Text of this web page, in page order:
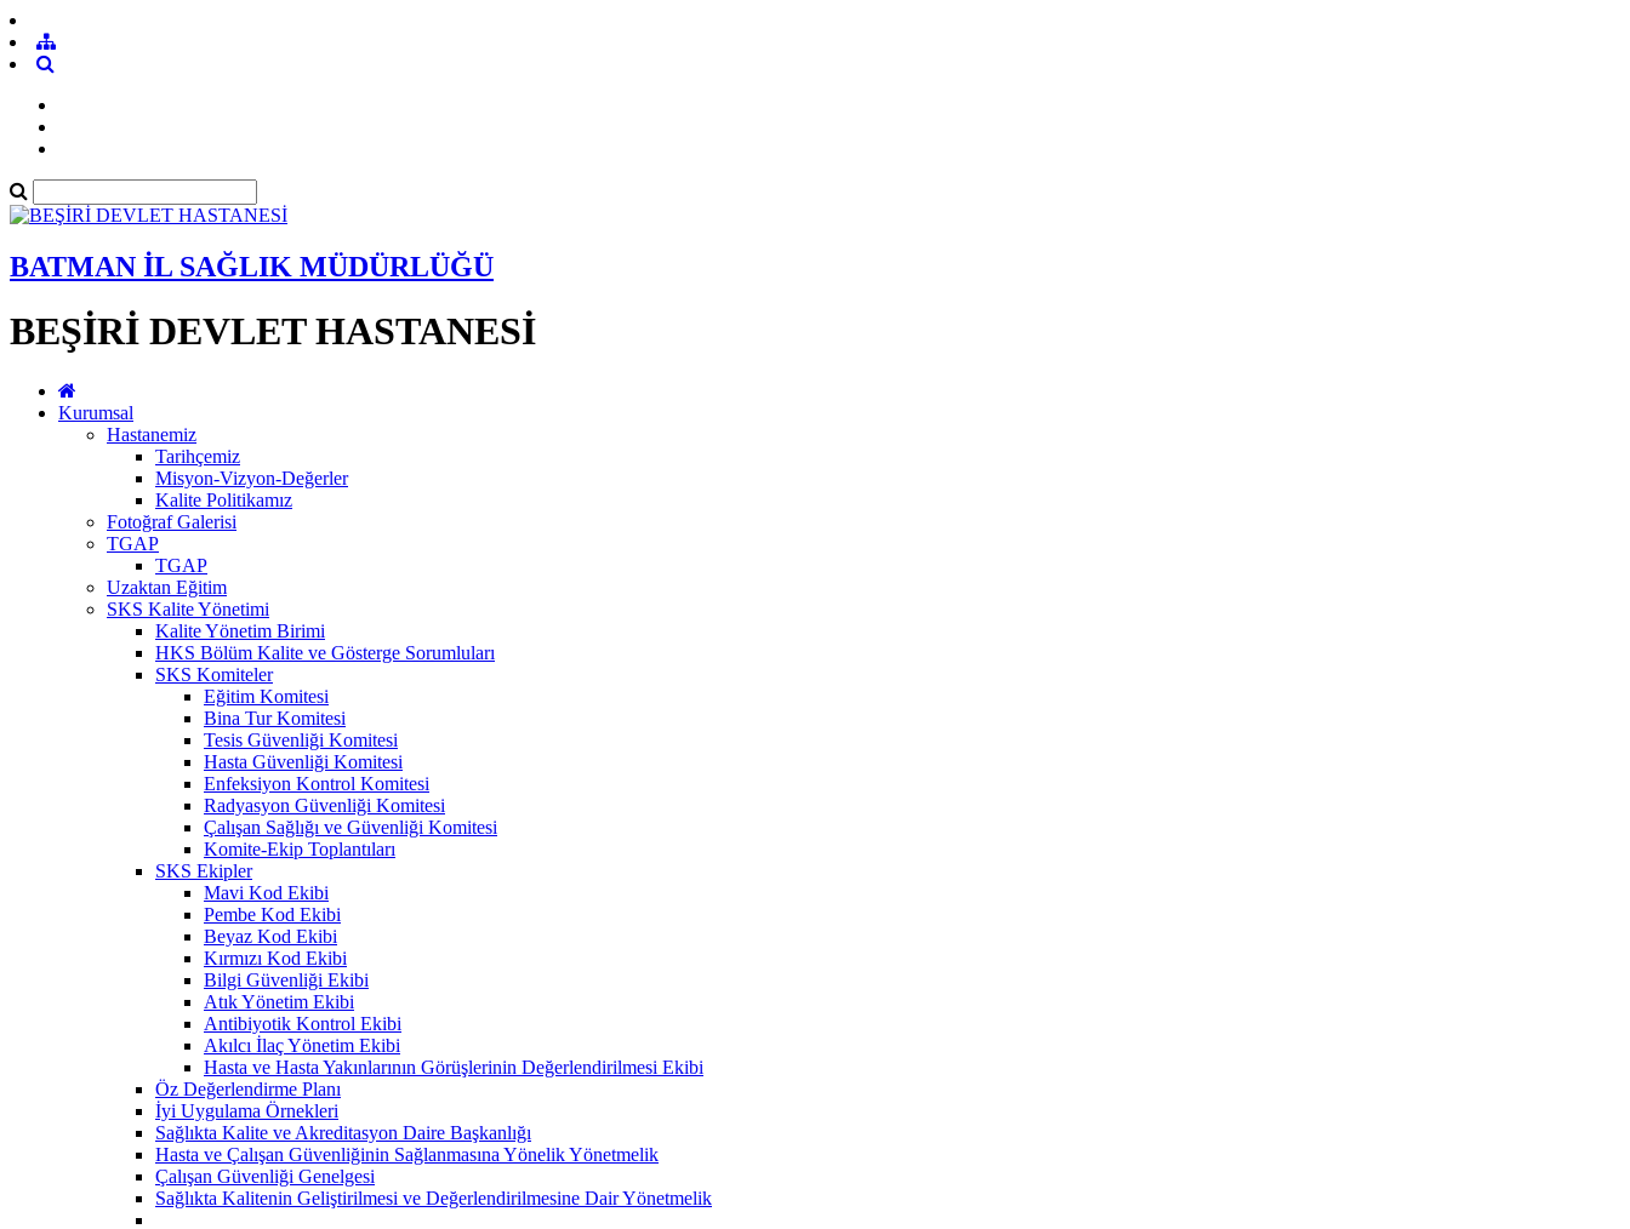
BATMAN İL SAĞLIK MÜDÜRLÜĞÜ
BEŞİRİ DEVLET HASTANESİ
Kurumsal
Hastanemiz
Tarihçemiz
Misyon-Vizyon-Değerler
Kalite Politikamız
Fotoğraf Galerisi
TGAP
TGAP
Uzaktan Eğitim
SKS Kalite Yönetimi
Kalite Yönetim Birimi
HKS Bölüm Kalite ve Gösterge Sorumluları
SKS Komiteler
Eğitim Komitesi
Bina Tur Komitesi
Tesis Güvenliği Komitesi
Hasta Güvenliği Komitesi
Enfeksiyon Kontrol Komitesi
Radyasyon Güvenliği Komitesi
Çalışan Sağlığı ve Güvenliği Komitesi
Komite-Ekip Toplantıları
SKS Ekipler
Mavi Kod Ekibi
Pembe Kod Ekibi
Beyaz Kod Ekibi
Kırmızı Kod Ekibi
Bilgi Güvenliği Ekibi
Atık Yönetim Ekibi
Antibiyotik Kontrol Ekibi
Akılcı İlaç Yönetim Ekibi
Hasta ve Hasta Yakınlarının Görüşlerinin Değerlendirilmesi Ekibi
Öz Değerlendirme Planı
İyi Uygulama Örnekleri
Sağlıkta Kalite ve Akreditasyon Daire Başkanlığı
Hasta ve Çalışan Güvenliğinin Sağlanmasına Yönelik Yönetmelik
Çalışan Güvenliği Genelgesi
Sağlıkta Kalitenin Geliştirilmesi ve Değerlendirilmesine Dair Yönetmelik